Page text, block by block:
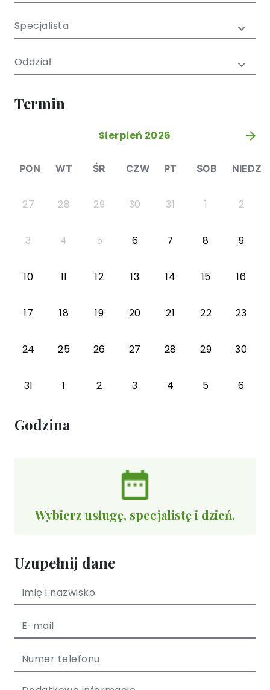
młodzieży
Specjalista
Oddział
Termin
Sierpień 2026 »
PON WT ŚR CZW PT SOB NIEDZ
27 28 29 30 31 1 2
3 4 5 6 7 8 9
10 11 12 13 14 15 16
17 18 19 20 21 22 23
24 25 26 27 28 29 30
31 1 2 3 4 5 6
Godzina
Wybierz usługę, specjalistę i dzień.
Uzupełnij dane